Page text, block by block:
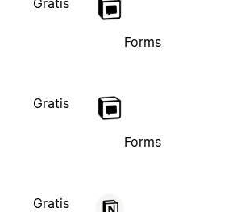
Forms
Gratis
Forms
Gratis